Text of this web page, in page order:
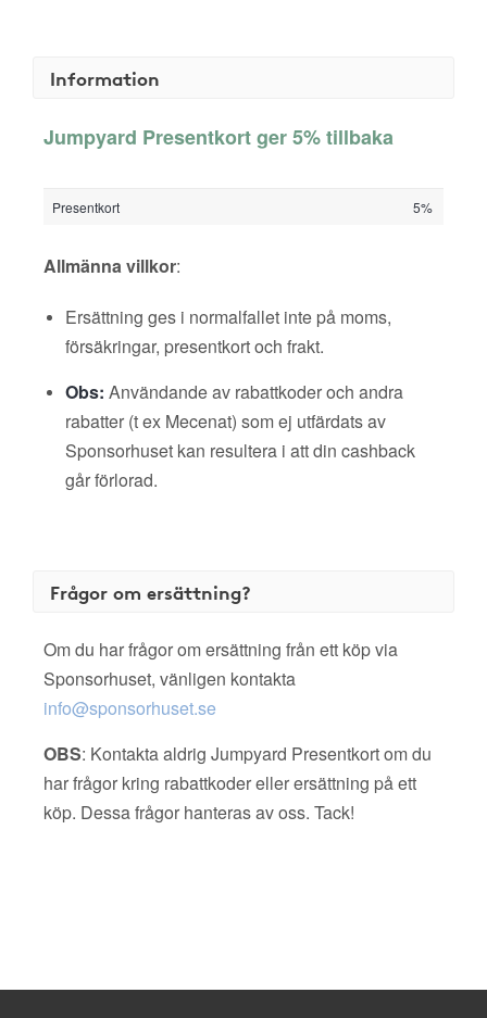
Information
Jumpyard Presentkort ger 5% tillbaka
Presentkort 5%
Allmänna villkor:
Ersättning ges i normalfallet inte på moms,
försäkringar, presentkort och frakt.
Obs: Användande av rabattkoder och andra
rabatter (t ex Mecenat) som ej utfärdats av
Sponsorhuset kan resultera i att din cashback
går förlorad.
Frågor om ersättning?
Om du har frågor om ersättning från ett köp via
Sponsorhuset, vänligen kontakta
info@sponsorhuset.se
OBS: Kontakta aldrig Jumpyard Presentkort om du
har frågor kring rabattkoder eller ersättning på ett
köp. Dessa frågor hanteras av oss. Tack!